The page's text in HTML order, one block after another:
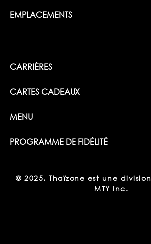
EMPLACEMENTS
CARRIÈRES
CARTES CADEAUX
MENU
PROGRAMME DE FIDÉLITÉ
© 2025. Thaïzone est une
MTY Inc.